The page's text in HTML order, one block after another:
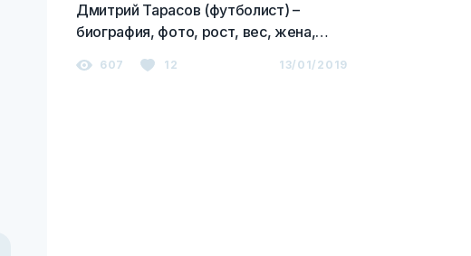
Дмитрий Тарасов (футболист) –
биография, фото, рост, вес, жена,
607 12 13/01/2019